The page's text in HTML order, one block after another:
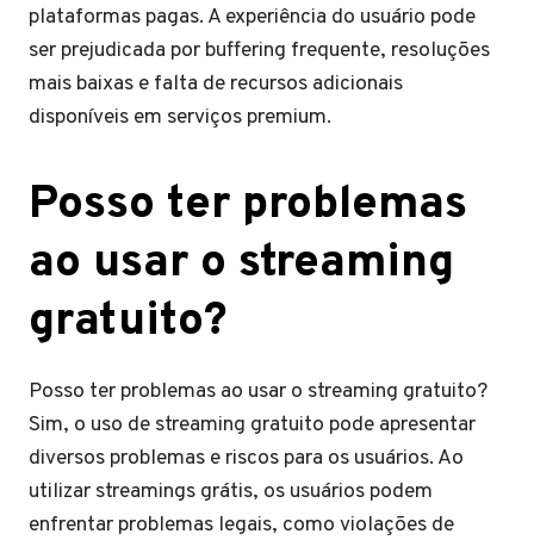
plataformas pagas. A experiência do usuário pode
ser prejudicada por buffering frequente, resoluções
mais baixas e falta de recursos adicionais
disponíveis em serviços premium.
Posso ter problemas
ao usar o streaming
gratuito?
Posso ter problemas ao usar o streaming gratuito?
Sim, o uso de streaming gratuito pode apresentar
diversos problemas e riscos para os usuários. Ao
utilizar streamings grátis, os usuários podem
enfrentar problemas legais, como violações de